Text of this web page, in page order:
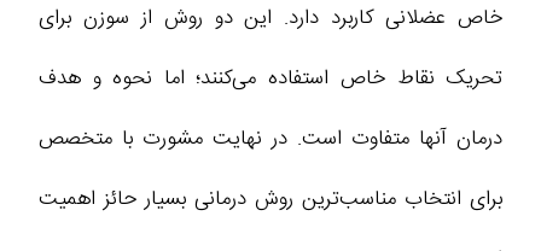
خاص عضلانی کاربرد دارد. این دو روش از سوزن برای
تحریک نقاط خاص استفاده می‌کنند؛ اما نحوه و هدف
درمان آنها متفاوت است. در نهایت مشورت با متخصص
برای انتخاب مناسب‌ترین روش درمانی بسیار حائز اهمیت